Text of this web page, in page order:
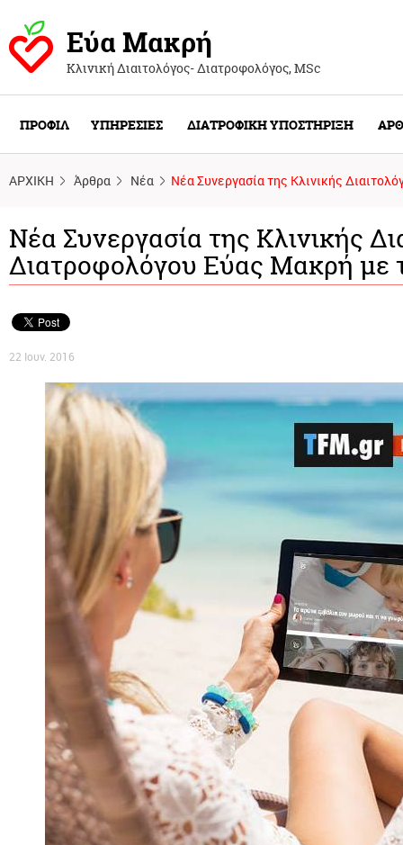
Εύα Μακρή
Κλινική Διαιτολόγος- Διατροφολόγος, ΜSc
ΠΡΟΦΙΛ ΥΠΗΡΕΣΙΕΣ ΔΙΑΤΡΟΦΙΚΗ ΥΠΟΣΤΗΡΙΞΗ
ΑΡΧΙΚΗ Άρθρα Νέα Νέα Συνεργασία της Κλινικής
Νέα Συνεργασία της Κλινικής
Διατροφολόγου Εύας Μακρή με
22 Ιουν. 2016